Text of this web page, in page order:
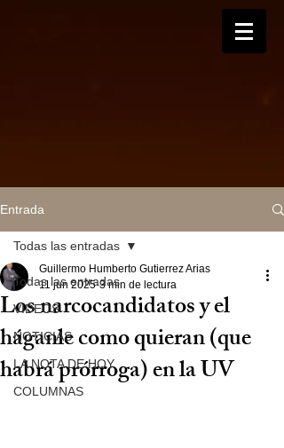
Entrada
Todas las entradas
VIDEOS
NOTICIAS
LA NOTA DE HOY
COLUMNAS
Todas las entradas
Los narcocandidatos y el
háganle como quieran (que
habrá prórroga) en la UV
Guillermo Humberto Gutierrez Arias
11 jun 2025 3 min de lectura